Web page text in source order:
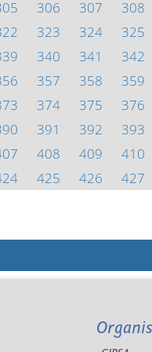
306 307 308
323 324 325
340 341 342
357 358 359
374 375 376
391 392 393
408 409 410
425 426 427